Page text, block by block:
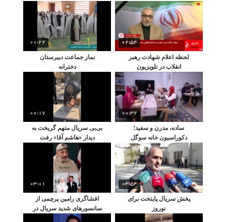
02:54
لحظه اعلام شهادت رهبر
انقلاب در تلویزیون
00:22
نماز جماعت دبیرستان
دخترانه
00:32
ساده، مدرن و سفید؛
دکوراسیون خانه سوگل
طهماسبی
00:17
بی‌بی سریال متهم گریخت به
دیدار «هاشم آقا» رفت
03:54
پخش سریال پایتخت برای
نوروز
03:01
افشاگری رامین پرچمی از
سانسورهای شدید سریال در
پناه تو